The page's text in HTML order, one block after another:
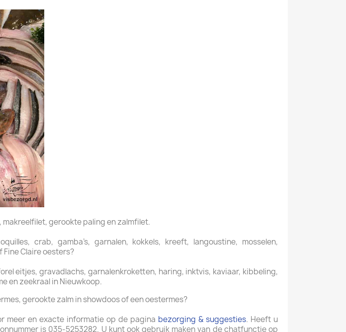
gerookte paling en zalmfilet.
crab, gamba’s, garnalen, kokkels, kreeft, langoustine, mosselen,
Fine Claire oesters?
eitjes, gravadlachs, garnalenkroketten, haring, inktvis, kaviaar, kibbeling,
en zeekraal in Nieuwkoop.
gerookte zalm in showdoos of een oestermes?
meer en exacte informatie op de pagina bezorging & suggesties. Heeft u
is 035-5253282. U kunt ook gebruik maken van de chatfunctie op